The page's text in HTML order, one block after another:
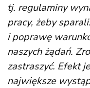
tj. regulaminy
pracy, żeby
i poprawę
naszych żądań.
zastraszyć. Efekt
największe